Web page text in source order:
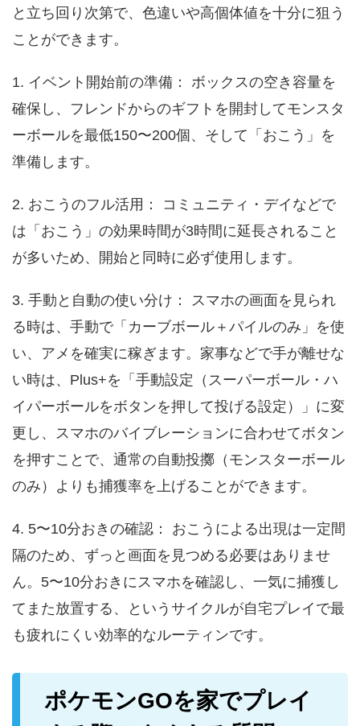
と立ち回り次第で、色違いや高個体値を十分に狙う
ことができます。
1. イベント開始前の準備： ボックスの空き容量を
確保し、フレンドからのギフトを開封してモンスタ
ーボールを最低150〜200個、そして「おこう」を
準備します。
2. おこうのフル活用： コミュニティ・デイなどで
は「おこう」の効果時間が3時間に延長されること
が多いため、開始と同時に必ず使用します。
3. 手動と自動の使い分け： スマホの画面を見られ
る時は、手動で「カーブボール＋パイルのみ」を使
い、アメを確実に稼ぎます。家事などで手が離せな
い時は、Plus+を「手動設定（スーパーボール・ハ
イパーボールをボタンを押して投げる設定）」に変
更し、スマホのバイブレーションに合わせてボタン
を押すことで、通常の自動投擲（モンスターボール
のみ）よりも捕獲率を上げることができます。
4. 5〜10分おきの確認： おこうによる出現は一定間
隔のため、ずっと画面を見つめる必要はありませ
ん。5〜10分おきにスマホを確認し、一気に捕獲し
てまた放置する、というサイクルが自宅プレイで最
も疲れにくい効率的なルーティンです。
ポケモンGOを家でプレイ